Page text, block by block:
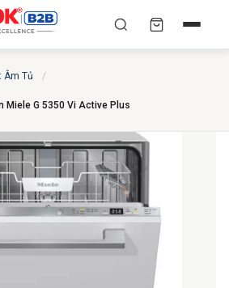
GIÁ TỐT
Âm Tủ /
Miele G 5350 Vi Active Plus